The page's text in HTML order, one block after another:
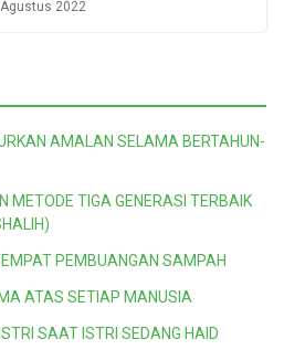
2022
AMALAN SELAMA BERTAHUN-
METODE TIGA GENERASI TERBAIK
PEMBUANGAN SAMPAH
ATAS SETIAP MANUSIA
SAAT ISTRI SEDANG HAID